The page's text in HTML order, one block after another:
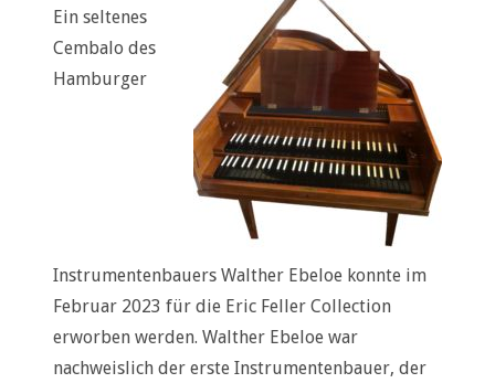
Ein seltenes
Cembalo des
Hamburger
Instrumentenbauers Walther Ebeloe konnte im
Februar 2023 für die Eric Feller Collection
erworben werden. Walther Ebeloe war
nachweislich der erste Instrumentenbauer, der